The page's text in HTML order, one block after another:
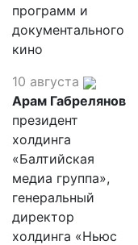
программ и
документального
кино
10 августа
Арам Габрелянов
президент
холдинга
«Балтийская
медиа группа»,
генеральный
директор
холдинга «Ньюс